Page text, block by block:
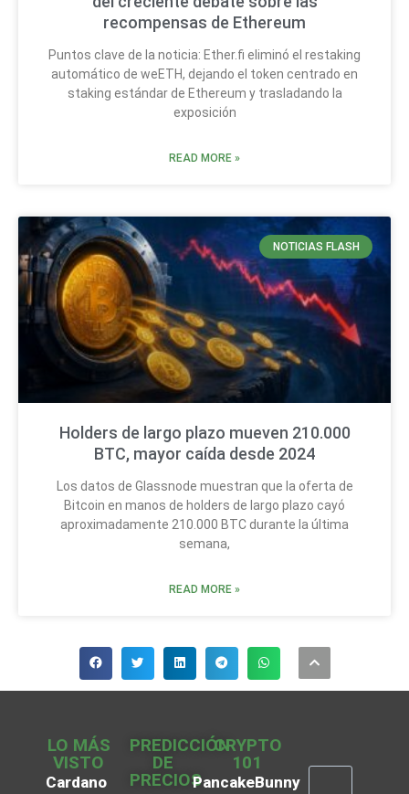
recompensas de Ethereum
Puntos clave de la noticia: Ether.fi eliminó el restaking
automático de weETH, dejando el token centrado en
staking estándar de Ethereum y trasladando la
exposición
READ MORE »
NOTICIAS FLASH
Holders de largo plazo mueven 210.000
BTC, mayor caída desde 2024
Los datos de Glassnode muestran que la oferta de
Bitcoin en manos de holders de largo plazo cayó
aproximadamente 210.000 BTC durante la última
semana,
READ MORE »
LO MÁS
VISTO
Cardano
PREDICCIÓN
DE
PRECIOS
CRYPTO
101
PancakeBunny